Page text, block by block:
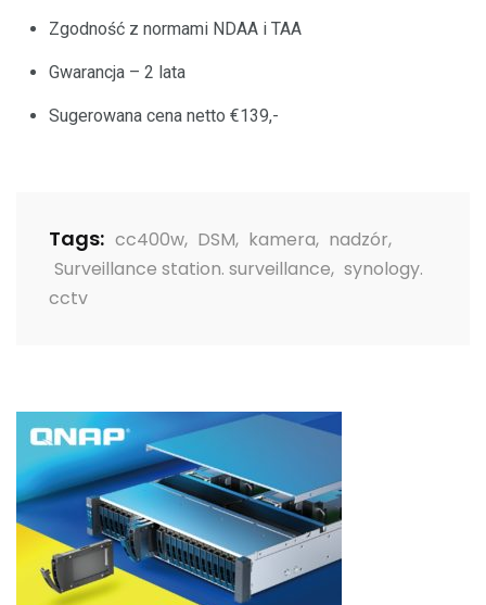
Zgodność z normami NDAA i TAA
Gwarancja – 2 lata
Sugerowana cena netto €139,-
Tags: cc400w, DSM, kamera, nadzór,
Surveillance station. surveillance, synology.
cctv